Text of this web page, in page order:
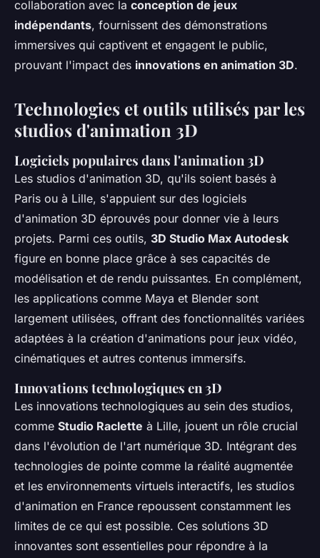
collaboration avec la conception de jeux
indépendants, fournissent des démonstrations
immersives qui captivent et engagent le public,
prouvant l'impact des innovations en animation 3D.
Technologies et outils utilisés par les
studios d'animation 3D
Logiciels populaires dans l'animation 3D
Les studios d'animation 3D, qu'ils soient basés à
Paris ou à Lille, s'appuient sur des logiciels
d'animation 3D éprouvés pour donner vie à leurs
projets. Parmi ces outils, 3D Studio Max Autodesk
figure en bonne place grâce à ses capacités de
modélisation et de rendu puissantes. En complément,
les applications comme Maya et Blender sont
largement utilisées, offrant des fonctionnalités variées
adaptées à la création d'animations pour jeux vidéo,
cinématiques et autres contenus immersifs.
Innovations technologiques en 3D
Les innovations technologiques au sein des studios,
comme Studio Raclette à Lille, jouent un rôle crucial
dans l'évolution de l'art numérique 3D. Intégrant des
technologies de pointe comme la réalité augmentée
et les environnements virtuels interactifs, les studios
d'animation en France repoussent constamment les
limites de ce qui est possible. Ces solutions 3D
innovantes sont essentielles pour répondre à la